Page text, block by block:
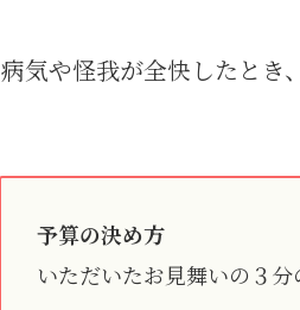
病気や怪我が全快したとき
予算の決め方
いただいたお見舞いの３分